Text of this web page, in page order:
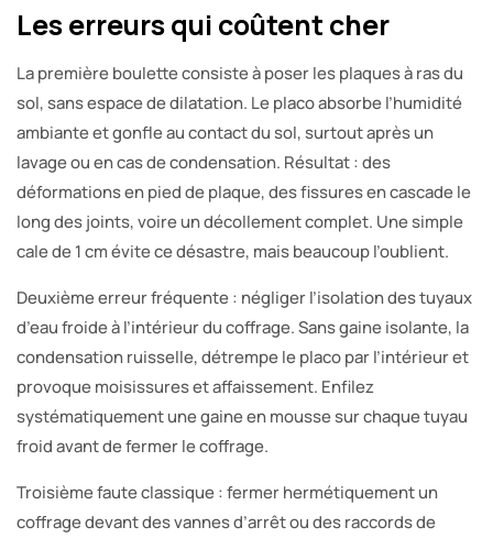
Les erreurs qui coûtent cher
La première boulette consiste à poser les plaques à ras du
sol, sans espace de dilatation. Le placo absorbe l’humidité
ambiante et gonfle au contact du sol, surtout après un
lavage ou en cas de condensation. Résultat : des
déformations en pied de plaque, des fissures en cascade le
long des joints, voire un décollement complet. Une simple
cale de 1 cm évite ce désastre, mais beaucoup l’oublient.
Deuxième erreur fréquente : négliger l’isolation des tuyaux
d’eau froide à l’intérieur du coffrage. Sans gaine isolante, la
condensation ruisselle, détrempe le placo par l’intérieur et
provoque moisissures et affaissement. Enfilez
systématiquement une gaine en mousse sur chaque tuyau
froid avant de fermer le coffrage.
Troisième faute classique : fermer hermétiquement un
coffrage devant des vannes d’arrêt ou des raccords de